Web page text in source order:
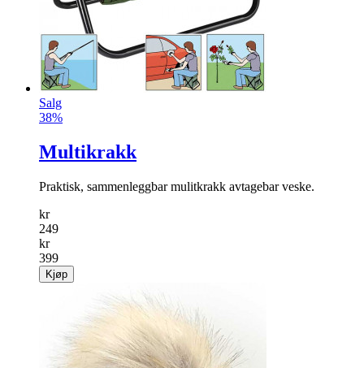
Salg
38%
Multikrakk
Praktisk, sammenleggbar mulitkrakk avtagebar veske.
kr
249
kr
399
Kjøp